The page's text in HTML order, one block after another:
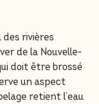
des rivières
de la Nouvelle-
doit être brossé
un aspect
retient l’eau